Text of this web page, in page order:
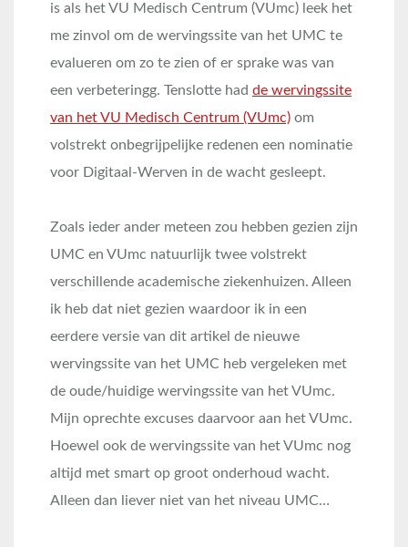
is als het VU Medisch Centrum (VUmc) leek het
me zinvol om de wervingssite van het UMC te
evalueren om zo te zien of er sprake was van
een verbeteringg. Tenslotte had de wervingssite
van het VU Medisch Centrum (VUmc) om
volstrekt onbegrijpelijke redenen een nominatie
voor Digitaal-Werven in de wacht gesleept.
Zoals ieder ander meteen zou hebben gezien zijn
UMC en VUmc natuurlijk twee volstrekt
verschillende academische ziekenhuizen. Alleen
ik heb dat niet gezien waardoor ik in een
eerdere versie van dit artikel de nieuwe
wervingssite van het UMC heb vergeleken met
de oude/huidige wervingssite van het VUmc.
Mijn oprechte excuses daarvoor aan het VUmc.
Hoewel ook de wervingssite van het VUmc nog
altijd met smart op groot onderhoud wacht.
Alleen dan liever niet van het niveau UMC…